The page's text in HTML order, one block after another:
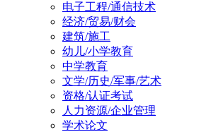
电子工程/通信技术
经济/贸易/财会
建筑/施工
幼儿/小学教育
中学教育
文学/历史/军事/艺术
资格/认证考试
人力资源/企业管理
学术论文